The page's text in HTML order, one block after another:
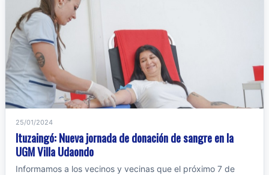
25/01/2024
Ituzaingó: Nueva jornada de donación de sangre en la
UGM Villa Udaondo
Informamos a los vecinos y vecinas que el próximo 7 de